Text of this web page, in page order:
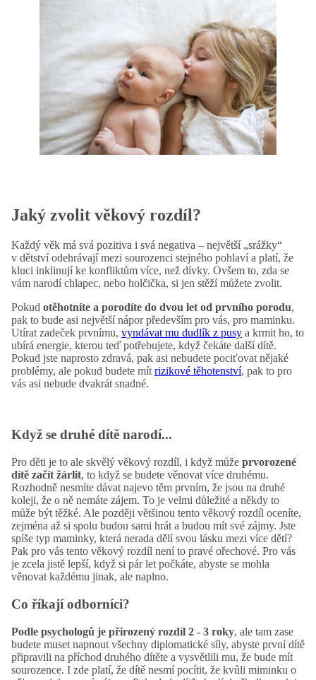
Jaký zvolit věkový rozdíl?
Každý věk má svá pozitiva i svá negativa – největší „srážky“
v dětství odehrávají mezi sourozenci stejného pohlaví a platí, že
kluci inklinují ke konfliktům více, než dívky. Ovšem to, zda se
vám narodí chlapec, nebo holčička, si jen stěží můžete zvolit.
Pokud otěhotníte a porodíte do dvou let od prvního porodu,
pak to bude asi největší nápor především pro vás, pro maminku.
Utírat zadeček prvnímu, vyndávat mu dudlík z pusy a krmit ho, to
ubírá energie, kterou teď potřebujete, když čekáte další dítě.
Pokud jste naprosto zdravá, pak asi nebudete pociťovat nějaké
problémy, ale pokud budete mít rizikové těhotenství, pak to pro
vás asi nebude dvakrát snadné.
Když se druhé dítě narodí...
Pro děti je to ale skvělý věkový rozdíl, i když může prvorozené
dítě začít žárlit, to když se budete věnovat více druhému.
Rozhodně nesmíte dávat najevo těm prvním, že jsou na druhé
koleji, že o ně nemáte zájem. To je velmi důležité a někdy to
může být těžké. Ale později většinou tento věkový rozdíl oceníte,
zejména až si spolu budou sami hrát a budou mít své zájmy. Jste
spíše typ maminky, která nerada dělí svou lásku mezi více dětí?
Pak pro vás tento věkový rozdíl není to pravé ořechové. Pro vás
je zcela jistě lepší, když si pár let počkáte, abyste se mohla
věnovat každému jinak, ale naplno.
Co říkají odborníci?
Podle psychologů je přirozený rozdíl 2 - 3 roky, ale tam zase
budete muset napnout všechny diplomatické síly, abyste první dítě
připravili na příchod druhého dítěte a vysvětlili mu, že bude mít
sourozence. I zde platí, že dítě nesmí pocítit, že kvůli miminku o